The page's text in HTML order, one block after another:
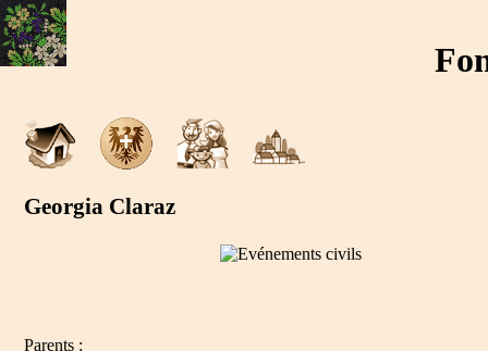
Georgia Claraz
Parents :